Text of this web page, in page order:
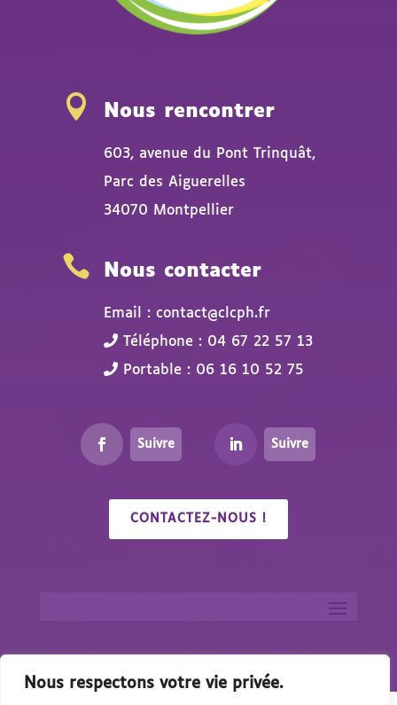
Nous respectons votre vie privée.
 Nous rencontrer
603, avenue du Pont Trinquât,
Parc des Aiguerelles
34070 Montpellier
 Nous contacter
Email : contact@clcph.fr
Téléphone : 04 67 22 57 13
Portable : 06 16 10 52 75
Suivre Suivre
CONTACTEZ-NOUS !